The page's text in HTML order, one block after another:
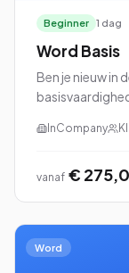
Beginner 1 dag
Word Basis
Ben je nieuw in
InCompany
vanaf €
Word